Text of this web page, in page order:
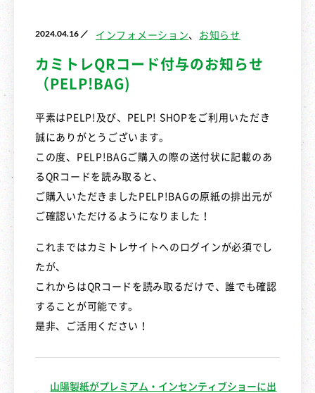
2024.04.16 ／ インフォメーション お知らせ
カミトレQRコード付与のお知らせ
（PELP!BAG)
平素はPELP!及び、PELP! SHOPをご利用いただき
誠にありがとうございます。
この度、PELP!BAGご購入の際の送付状に記載のあ
るQRコードを読み取ると、
ご購入いただきましたPELP!BAGの原紙の排出元が
ご確認いただけるようになりました！
これまではカミトレサイトへのログインが必須でし
たが、
これからはQRコードを読み取るだけで、誰でも確認
することが可能です。
是非、ご活用ください！
山陽製紙がプレミアム・インセンティブショーに出